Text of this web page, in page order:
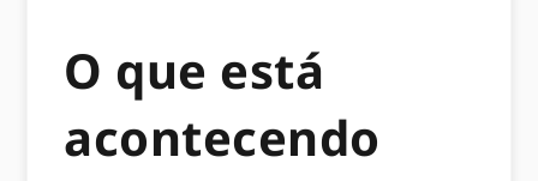
O que está
acontecendo